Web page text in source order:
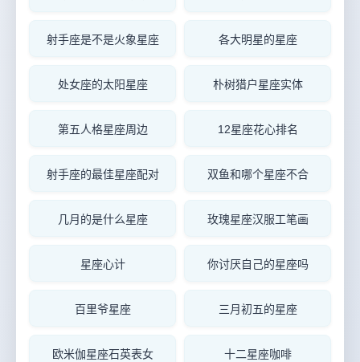
射手座是不是火象星座 各大明星的星座
处女座的太阳星座 朴树猎户星座实体
第五人格星座周边 12星座花心排名
射手座的最佳星座配对 双鱼和哪个星座不合
几月的是什么星座 玫瑰星座汉服工笔画
星座心计 你讨厌自己的星座吗
百里爷星座 三月初五的星座
欧米伽星座石英表女 十二星座咖啡